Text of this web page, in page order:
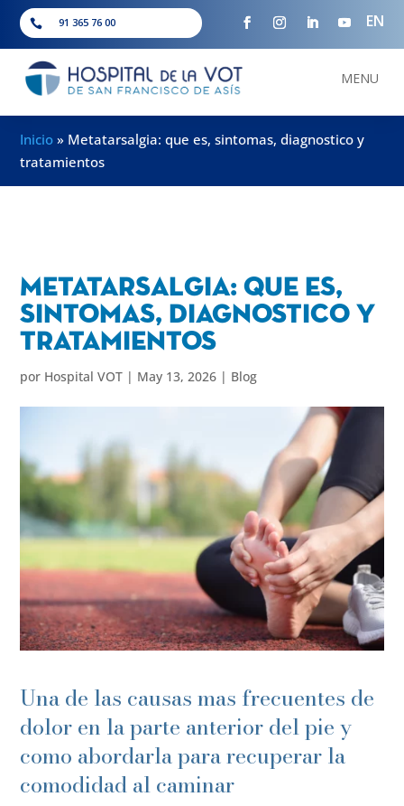
 91 365 76 00 EN
MENU
Inicio » Metatarsalgia: que es, sintomas, diagnostico y
tratamientos
Metatarsalgia: que es,
sintomas, diagnostico y
tratamientos
por Hospital VOT | May 13, 2026 | Blog
Una de las causas mas frecuentes de
dolor en la parte anterior del pie y
como abordarla para recuperar la
comodidad al caminar